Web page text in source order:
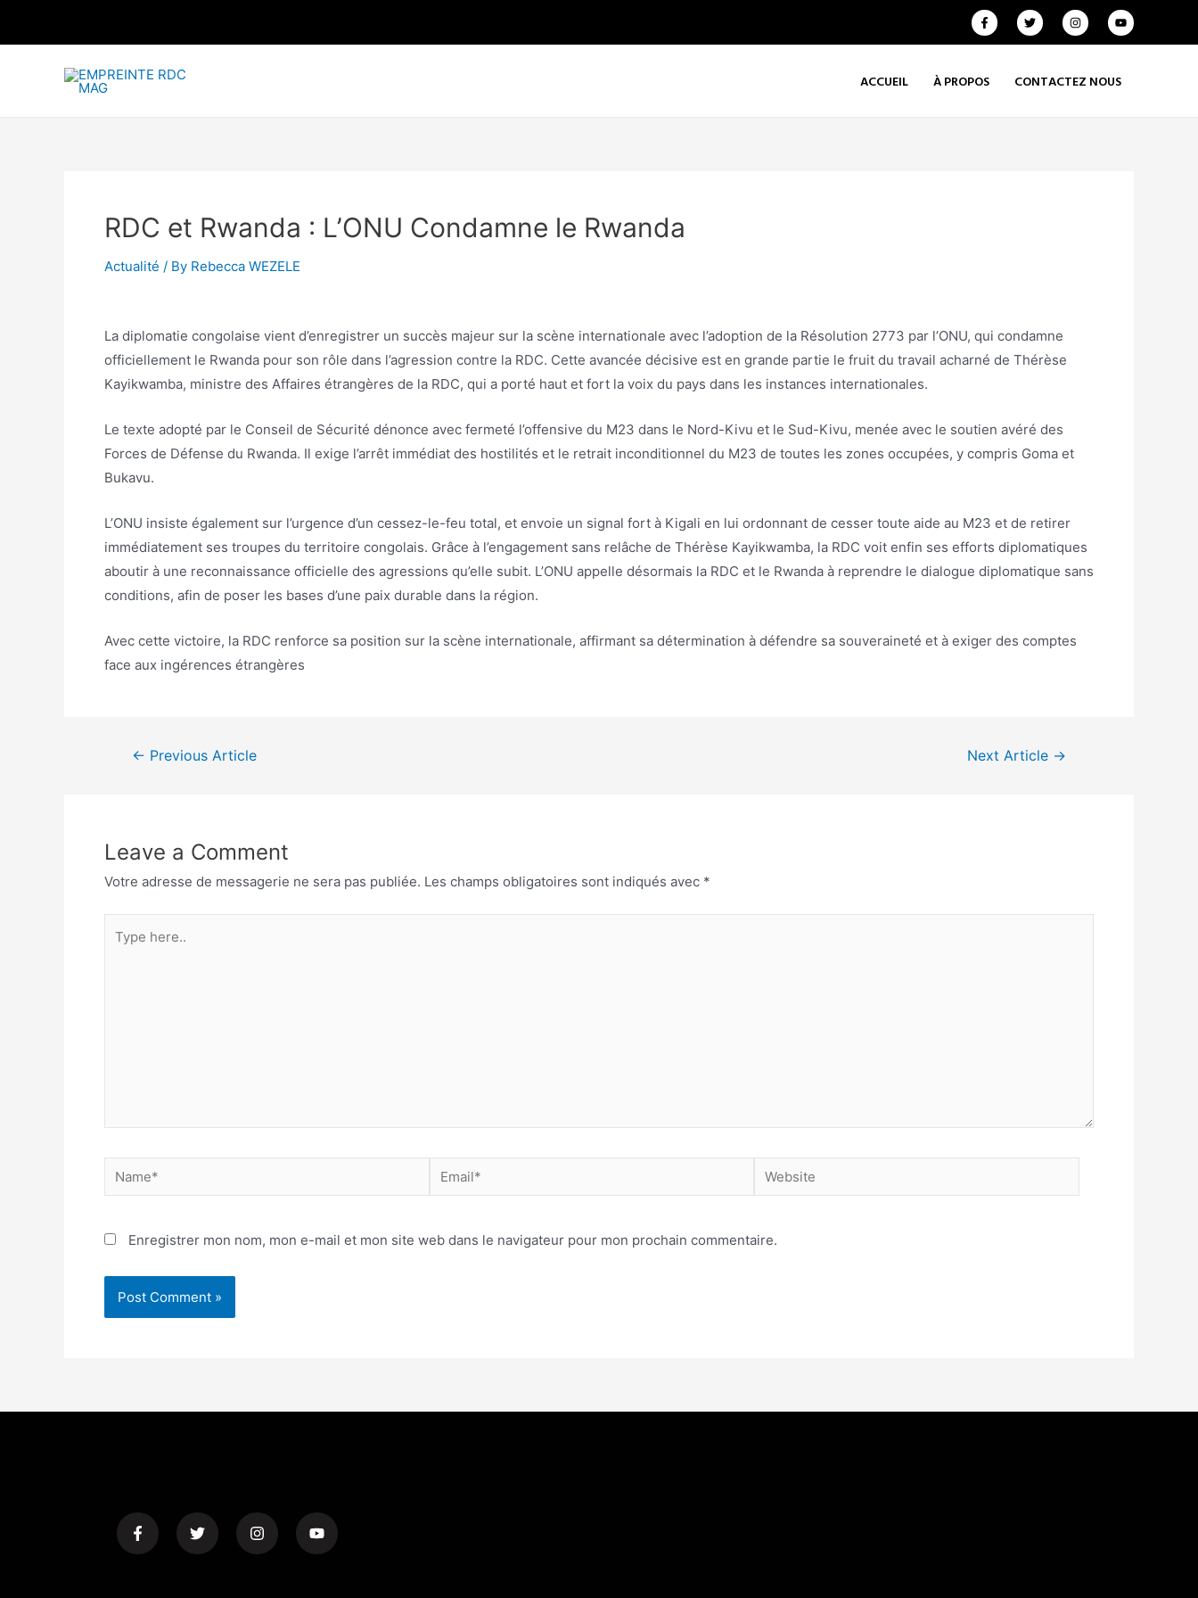
ACCUEIL À PROPOS CONTACTEZ NOUS
RDC et Rwanda : L’ONU Condamne le Rwanda
Actualité / By Rebecca WEZELE
La diplomatie congolaise vient d’enregistrer un succès majeur sur la scène internationale avec l’adoption de la Résolution 2773 par l’ONU, qui condamne
officiellement le Rwanda pour son rôle dans l’agression contre la RDC. Cette avancée décisive est en grande partie le fruit du travail acharné de Thérèse
Kayikwamba, ministre des Affaires étrangères de la RDC, qui a porté haut et fort la voix du pays dans les instances internationales.
Le texte adopté par le Conseil de Sécurité dénonce avec fermeté l’offensive du M23 dans le Nord-Kivu et le Sud-Kivu, menée avec le soutien avéré des
Forces de Défense du Rwanda. Il exige l’arrêt immédiat des hostilités et le retrait inconditionnel du M23 de toutes les zones occupées, y compris Goma et
Bukavu.
L’ONU insiste également sur l’urgence d’un cessez-le-feu total, et envoie un signal fort à Kigali en lui ordonnant de cesser toute aide au M23 et de retirer
immédiatement ses troupes du territoire congolais. Grâce à l’engagement sans relâche de Thérèse Kayikwamba, la RDC voit enfin ses efforts diplomatiques
aboutir à une reconnaissance officielle des agressions qu’elle subit. L’ONU appelle désormais la RDC et le Rwanda à reprendre le dialogue diplomatique sans
conditions, afin de poser les bases d’une paix durable dans la région.
Avec cette victoire, la RDC renforce sa position sur la scène internationale, affirmant sa détermination à défendre sa souveraineté et à exiger des comptes
face aux ingérences étrangères
← Previous Article Next Article →
Leave a Comment
Votre adresse de messagerie ne sera pas publiée. Les champs obligatoires sont indiqués avec *
Enregistrer mon nom, mon e-mail et mon site web dans le navigateur pour mon prochain commentaire.